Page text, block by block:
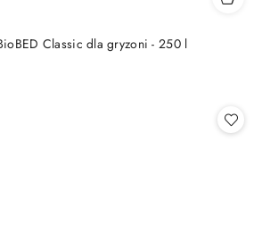
Classic dla gryzoni - 250 l